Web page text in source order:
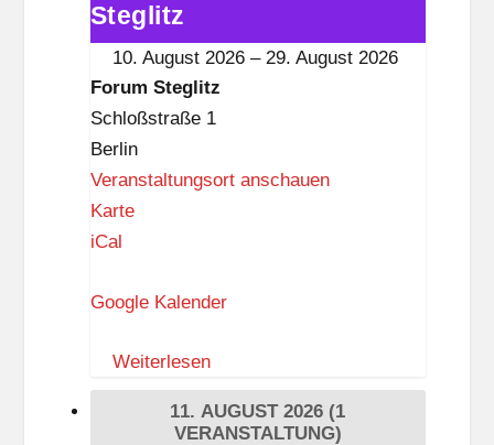
k
n
a
p
p
Akkordeons"
im
Steglitz
10. August 2026 – 29. August 2026
Forum Steglitz
Schloßstraße 1
Berlin
Veranstaltungsort anschauen
KarteF
u
S
t
iCal
Google Kalender
Weiterlesen
11. AUGUST 2026 (1
VERANSTALTUNG)